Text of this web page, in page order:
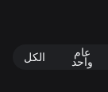
عام
واحد الكل